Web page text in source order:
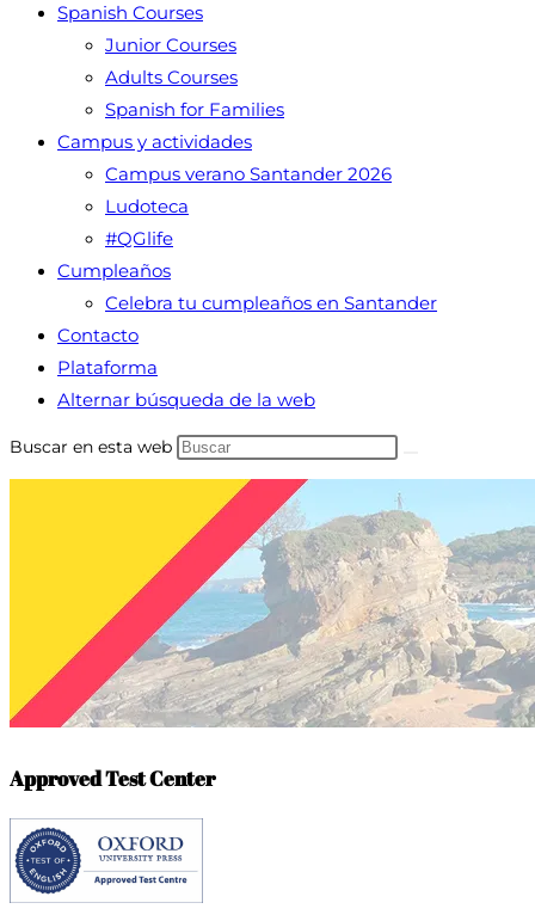
Spanish Courses
Junior Courses
Adults Courses
Spanish for Families
Campus y actividades
Campus verano Santander 2026
Ludoteca
#QGlife
Cumpleaños
Celebra tu cumpleaños en Santander
Contacto
Plataforma
Alternar búsqueda de la web
Buscar en esta web
Approved Test Center